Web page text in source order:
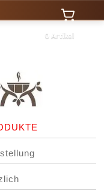
0 Artikel